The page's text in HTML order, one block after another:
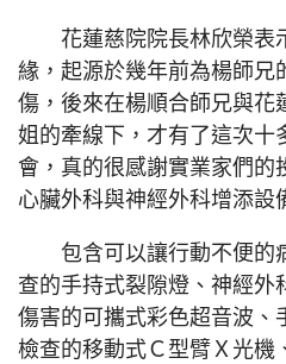
花蓮慈院院長林欣榮表
緣，起源於幾年前為楊師兄
傷，後來在楊順合師兄與花
姐的牽線下，才有了這次十
會，真的很感謝實業家們的
心臟外科與神經外科增添設
包含可以讓行動不便的
查的手持式裂隙燈、神經
傷害的可攜式彩色超音波、
檢查的移動式Ｃ型臂Ｘ光機